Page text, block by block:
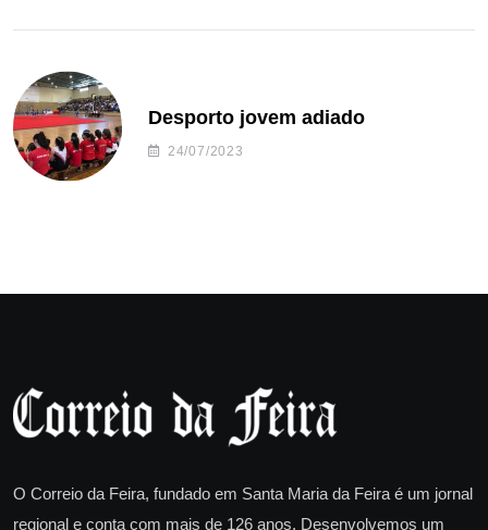
Desporto jovem adiado
24/07/2023
O Correio da Feira, fundado em Santa Maria da Feira é um jornal
regional e conta com mais de 126 anos. Desenvolvemos um